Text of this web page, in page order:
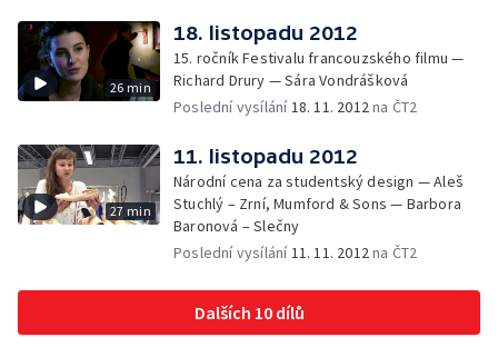
26 min
18. listopadu 2012
15. ročník Festivalu francouzského filmu —
Richard Drury — Sára Vondrášková
Poslední vysílání18. 11. 2012na ČT2
27 min
11. listopadu 2012
Národní cena za studentský design — Aleš
Stuchlý – Zrní, Mumford & Sons — Barbora
Baronová – Slečny
Poslední vysílání11. 11. 2012na ČT2
Dalších 10 dílů